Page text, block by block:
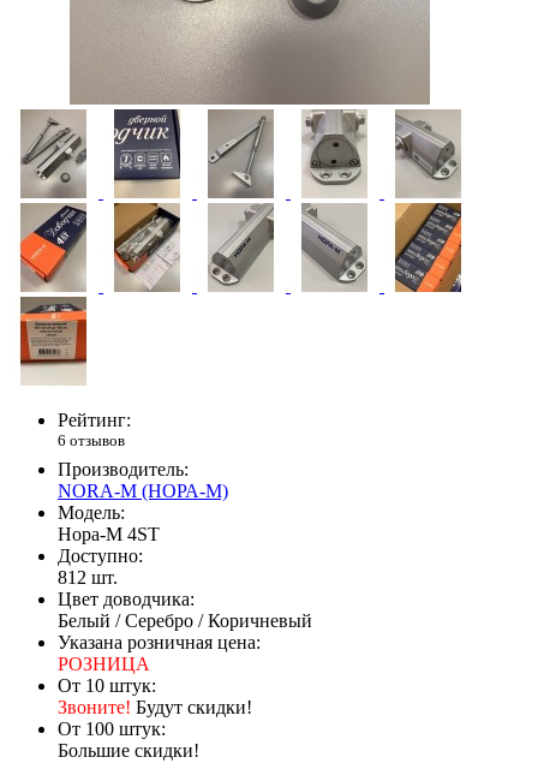
Рейтинг:
6 отзывов
Производитель:
NORA-M (НОРА-М)
Модель:
Нора-М 4ST
Доступно:
812 шт.
Цвет доводчика:
Белый / Серебро / Коричневый
Указана розничная цена:
РОЗНИЦА
От 10 штук:
Звоните! Будут скидки!
От 100 штук:
Большие скидки!